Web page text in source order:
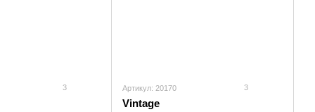
3 Артикул: 20170 3
Vintage